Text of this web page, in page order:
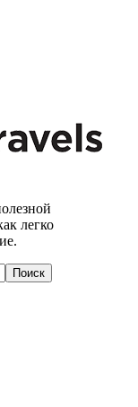
легко